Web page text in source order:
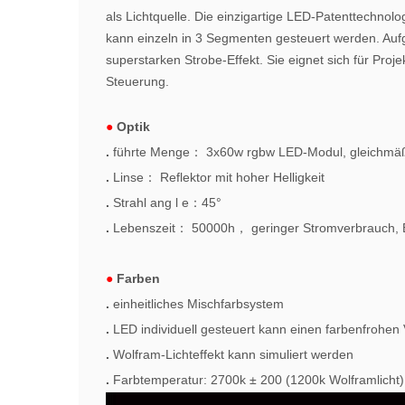
als Lichtquelle. Die einzigartige LED-
kann einzeln in 3 Segmenten gesteuert werden.
superstarken Strobe-Effekt. Sie eignet sich für
Steuerung.
● Optik
. führte Menge ： 3x60w rgbw LED-Modul,
. Linse ： Reflektor mit hoher Helligkeit
. Strahl ang l e ： 45°
. Lebenszeit ： 50000h ， geringer Stromverbrauch,
● Farben
. einheitliches Mischfarbsystem
. LED individuell gesteuert kann einen farbenfrohen
. Wolfram-Lichteffekt kann simuliert werden
. Farbtemperatur: 2700k ± 200 (1200k Wolframlicht)